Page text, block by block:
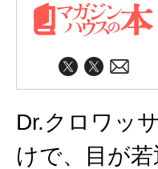
Dr.クロワッ
けで、目が